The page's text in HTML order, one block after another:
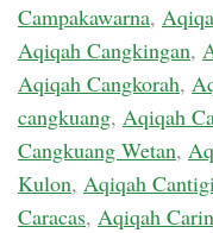
Campakawarna,
Aqiqah Cangkingan,
Aqiqah Cangkorah,
cangkuang, Aqiqah
Cangkuang Wetan,
Kulon, Aqiqah
Caracas, Aqiqah